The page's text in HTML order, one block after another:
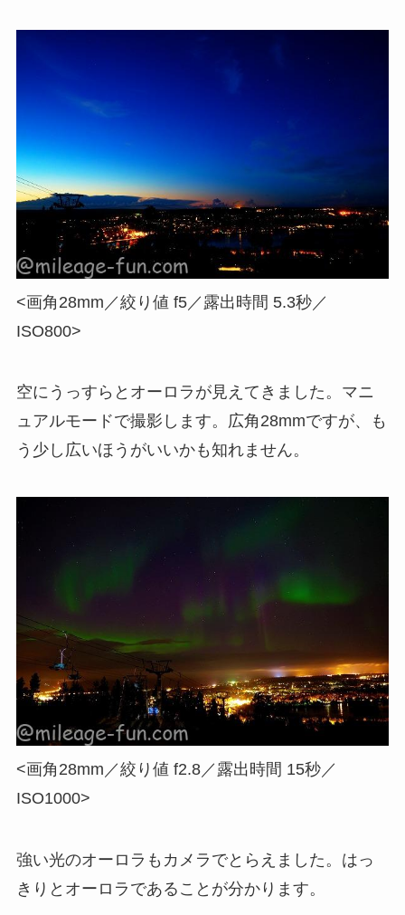
<画角28mm／絞り値 f5／露出時間 5.3秒／
ISO800>
空にうっすらとオーロラが見えてきました。マニ
ュアルモードで撮影します。広角28mmですが、も
う少し広いほうがいいかも知れません。
<画角28mm／絞り値 f2.8／露出時間 15秒／
ISO1000>
強い光のオーロラもカメラでとらえました。はっ
きりとオーロラであることが分かります。